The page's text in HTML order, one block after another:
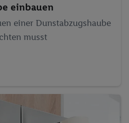
einbauen
einer Dunstabzugshaube
musst